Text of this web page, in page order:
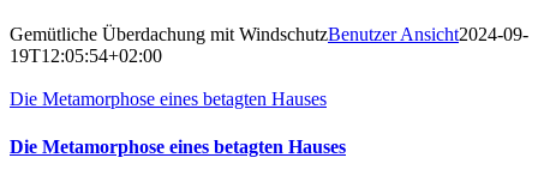
Gemütliche Überdachung mit WindschutzBenutzer Ansicht2024-09-
19T12:05:54+02:00
Die Metamorphose eines betagten Hauses
Die Metamorphose eines betagten Hauses